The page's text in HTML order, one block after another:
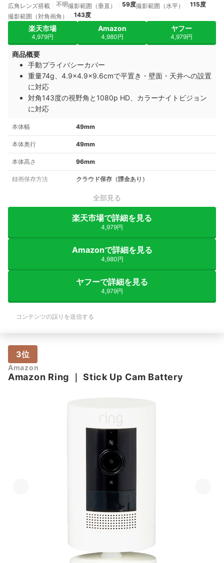
広角レンズ搭載 不明撮影範囲（垂直） 59度撮影範囲（水平）
115度
撮影範囲（対角画角）
143度
楽天市場
4,979円
Amazon
4,980円
ヤフー
4,979円
商品概要
手動プライバシーカバー
重量74g、4.9×4.9×9.6cmで平置き・壁面・天井への設置
に対応
対角143度の視野角と1080p HD、カラーナイトビジョン
に対応
本体幅 49mm
本体奥行 49mm
本体高さ 96mm
録画保存方法 クラウド保存（課金あり）
全部見る
楽天市場で詳細を見る
4,979円
Amazonで詳細を見る
4,980円
ヤフーで詳細を見る
4,979円
コンテンツの誤りを送信する
3位
Amazon
Amazon Ring ｜Stick Up Cam Battery